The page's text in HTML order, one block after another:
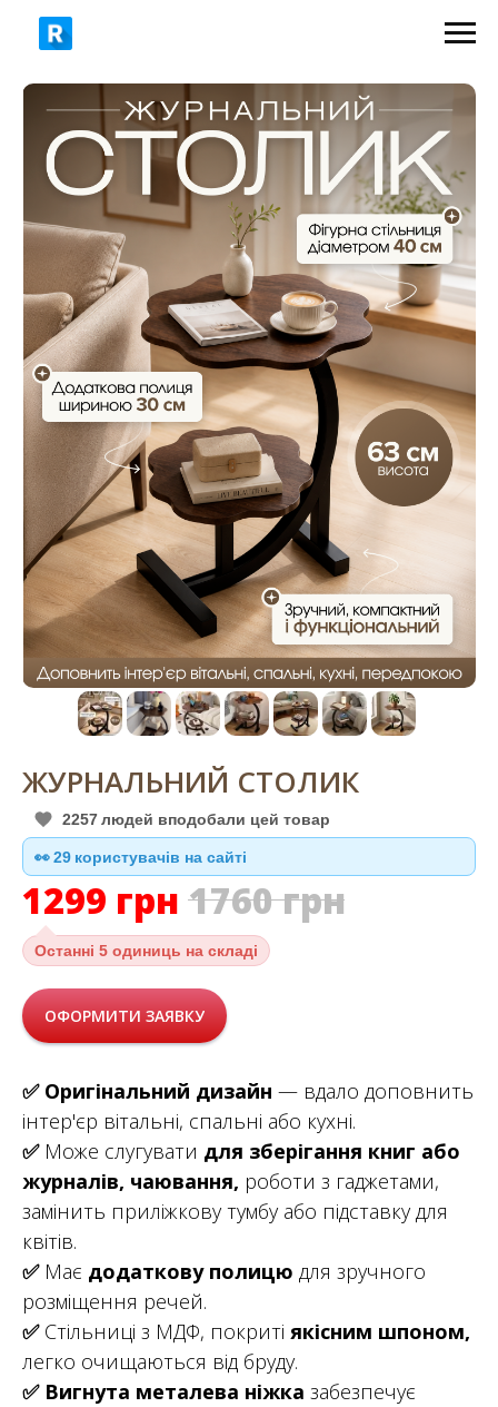
ЗАМОВИТИ
1760 грн 1299 грн
ЖУРНАЛЬНИЙ СТОЛИК
2257 людей вподобали цей товар
👀29 користувачів на сайті
1299 грн 1760грн
Останні 5 одиниць на складі
ОФОРМИТИ ЗАЯВКУ
✅ Оригінальний дизайн — вдало доповнить
інтер'єр вітальні, спальні або кухні.
✅Може слугувати для зберігання книг або
журналів, чаювання, роботи з гаджетами,
замінить приліжкову тумбу або підставку для
квітів.
✅Має додаткову полицю для зручного
розміщення речей.
✅Стільниці з МДФ, покриті якісним шпоном,
легко очищаються від бруду.
✅ Вигнута металева ніжка забезпечує